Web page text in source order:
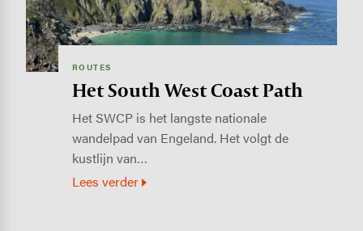
ROUTES
Het South West Coast Path
Het SWCP is het langste nationale
wandelpad van Engeland. Het volgt de
kustlijn van…
Lees verder